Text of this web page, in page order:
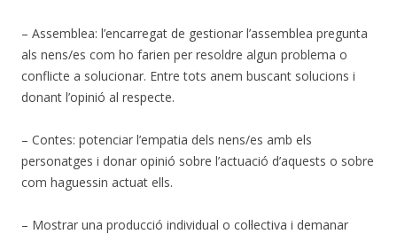
– Assemblea: l’encarregat de gestionar l’assemblea pregunta
als nens/es com ho farien per resoldre algun problema o
conflicte a solucionar. Entre tots anem buscant solucions i
donant l’opinió al respecte.
– Contes: potenciar l’empatia dels nens/es amb els
personatges i donar opinió sobre l’actuació d’aquests o sobre
com haguessin actuat ells.
– Mostrar una producció individual o col·lectiva i demanar